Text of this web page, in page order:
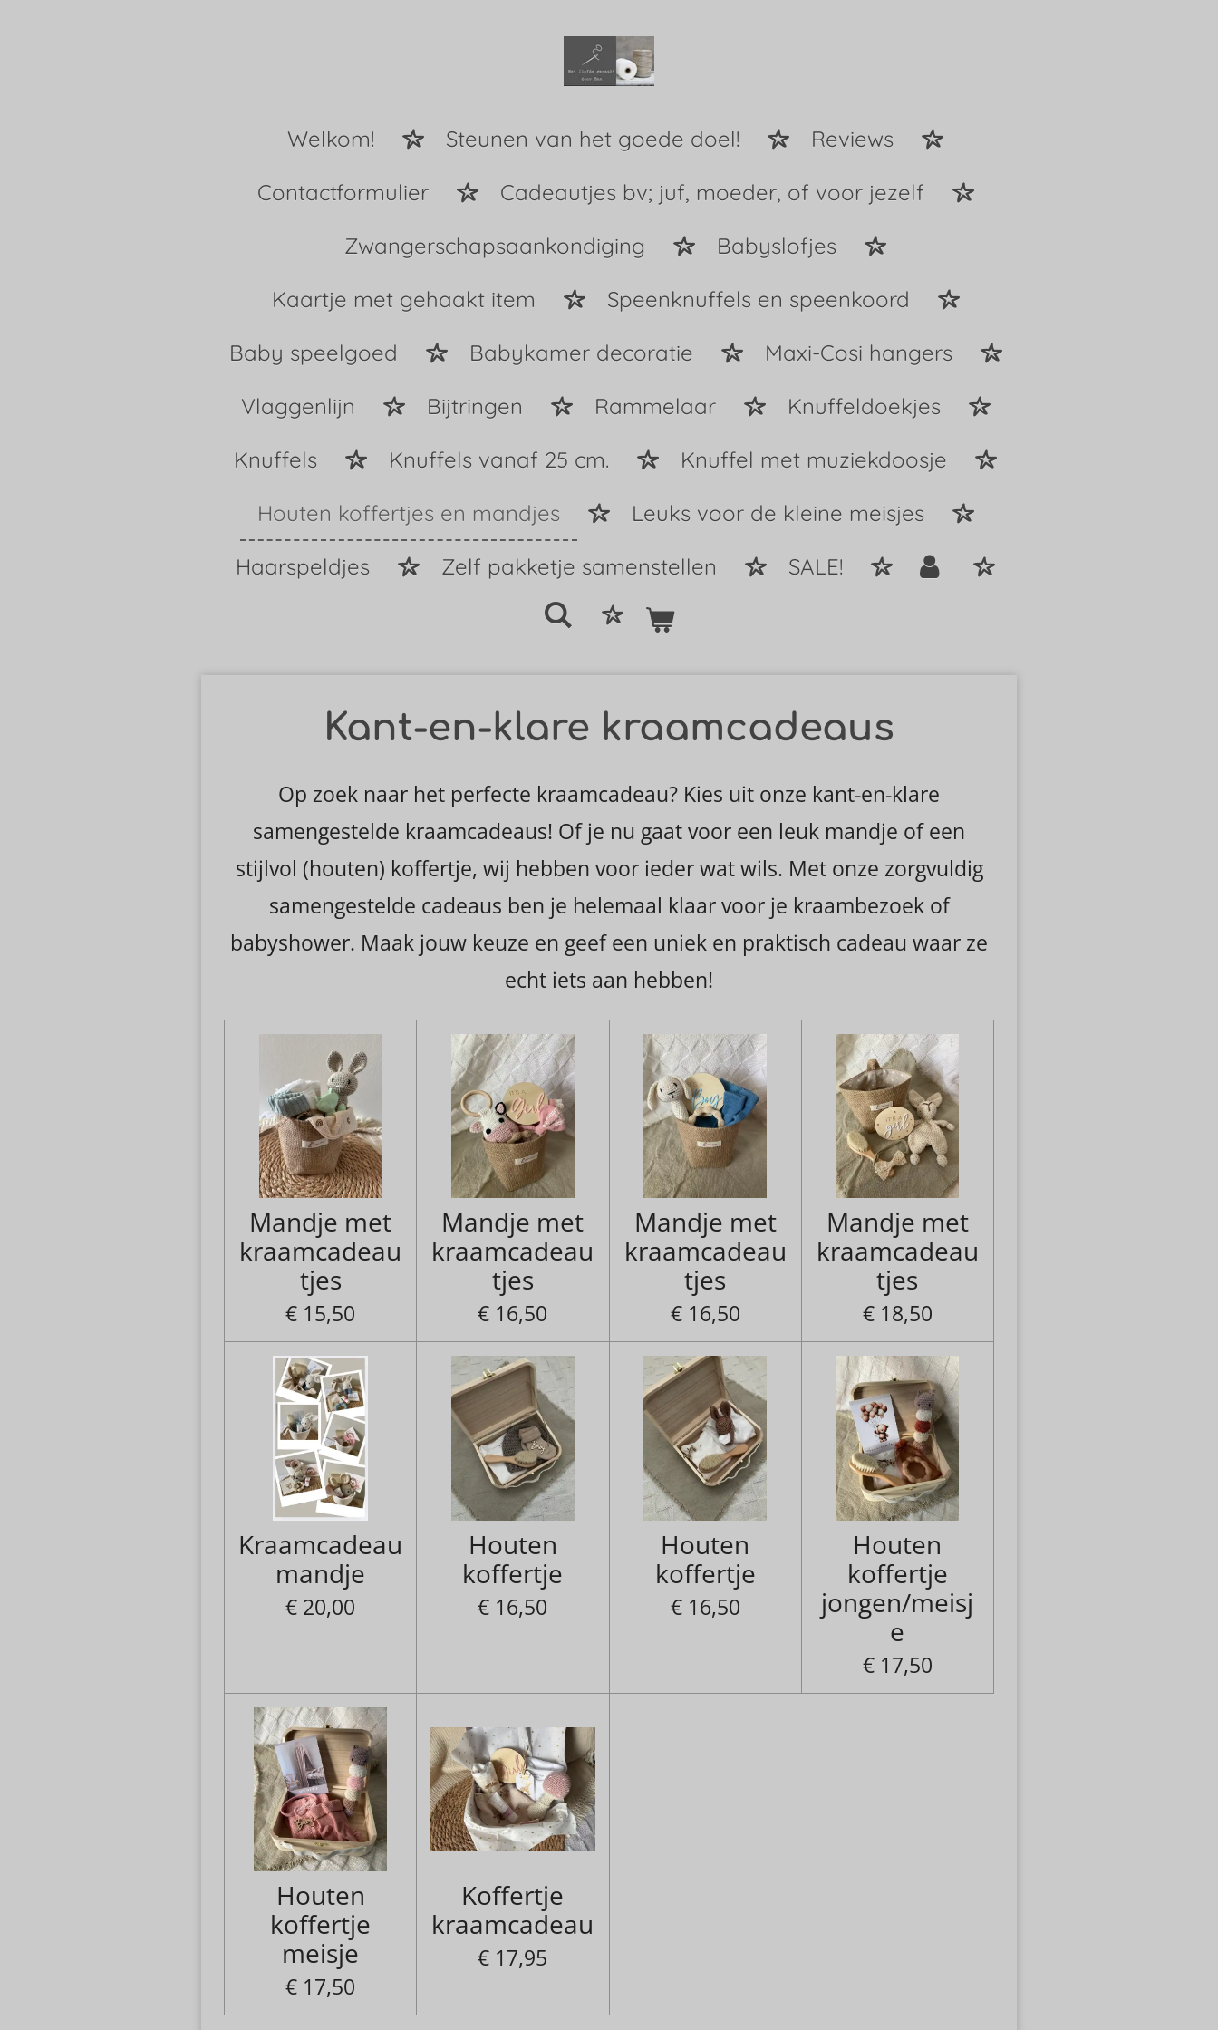
Welkom! Steunen van het goede doel!
Reviews
Contactformulier
Cadeautjes bv; juf, moeder, of voor jezelf
Zwangerschapsaankondiging
Babyslofjes
Kaartje met gehaakt item
Speenknuffels en speenkoord
Baby speelgoed
Babykamer decoratie
Maxi-Cosi hangers
Vlaggenlijn
Bijtringen Rammelaar
Knuffeldoekjes
Knuffels
Knuffels vanaf 25 cm.
Knuffel met muziekdoosje
Houten koffertjes en mandjes
Leuks voor de kleine meisjes
Haarspeldjes
Zelf pakketje samenstellen SALE!
Kant-en-klare kraamcadeaus
Op zoek naar het perfecte kraamcadeau? Kies uit onze kant-en-klare
samengestelde kraamcadeaus! Of je nu gaat voor een leuk mandje of een
stijlvol (houten) koffertje, wij hebben voor ieder wat wils. Met onze zorgvuldig
samengestelde cadeaus ben je helemaal klaar voor je kraambezoek of
babyshower. Maak jouw keuze en geef een uniek en praktisch cadeau waar ze
echt iets aan hebben!
Mandje met
kraamcadeau
tjes
€ 15,50
Mandje met
kraamcadeau
tjes
€ 16,50
Mandje met
kraamcadeau
tjes
€ 16,50
Mandje met
kraamcadeau
tjes
€ 18,50
Kraamcadeau
mandje
€ 20,00
Houten
koffertje
€ 16,50
Houten
koffertje
€ 16,50
Houten
koffertje
jongen/meisj
e
€ 17,50
Houten
koffertje
meisje
€ 17,50
Koffertje
kraamcadeau
€ 17,95